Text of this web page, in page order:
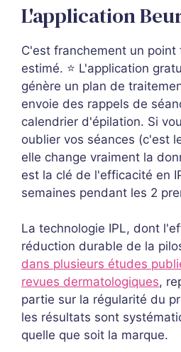
L'application
C'est franchement un
estimé. ⭐ L'application
génère un plan de
envoie des rappels de
calendrier d'épilation. Si
oublier vos séances (c'est
elle change vraiment la
est la clé de l'efficacité en
semaines pendant les 2
La technologie IPL, dont
réduction durable de la
dans plusieurs études
revues dermatologiques,
partie sur la régularité du
les résultats sont
quelle que soit la marque.